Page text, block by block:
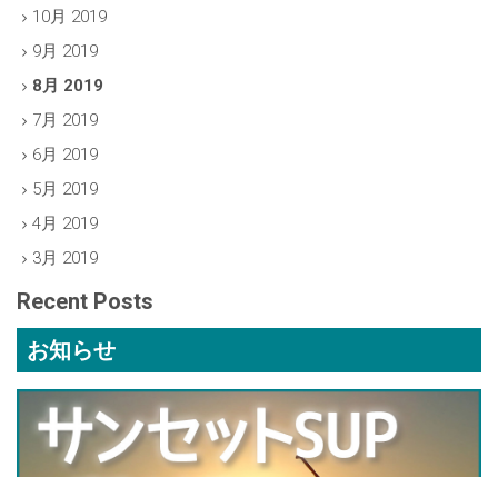
10月 2019
9月 2019
8月 2019
7月 2019
6月 2019
5月 2019
4月 2019
3月 2019
Recent Posts
お知らせ